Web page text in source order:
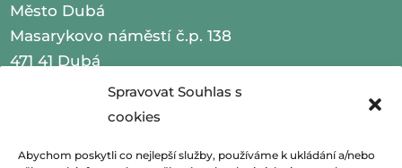
Spravovat Souhlas s
cookies
Abychom poskytli co nejlepší služby, používáme k ukládání a/nebo
Město Dubá
Masarykovo náměstí č.p. 138
471 41 Dubá
IČO 00260479